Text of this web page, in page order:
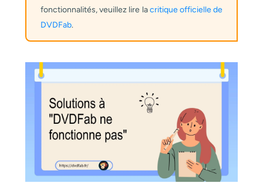
fonctionnalités, veuillez lire lacritique officielle de
DVDFab.